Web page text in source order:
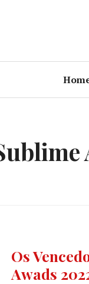
CRITICS'
CHOICE
AWARDS,
Os
Awads